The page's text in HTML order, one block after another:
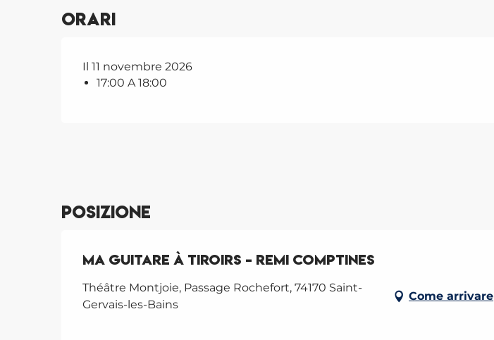
Orari
Il 11 novembre 2026
17:00 A 18:00
Posizione
Ma Guitare à Tiroirs - REMI COMPTINES
Théâtre Montjoie, Passage Rochefort, 74170 Saint-
Gervais-les-Bains
Come arrivare